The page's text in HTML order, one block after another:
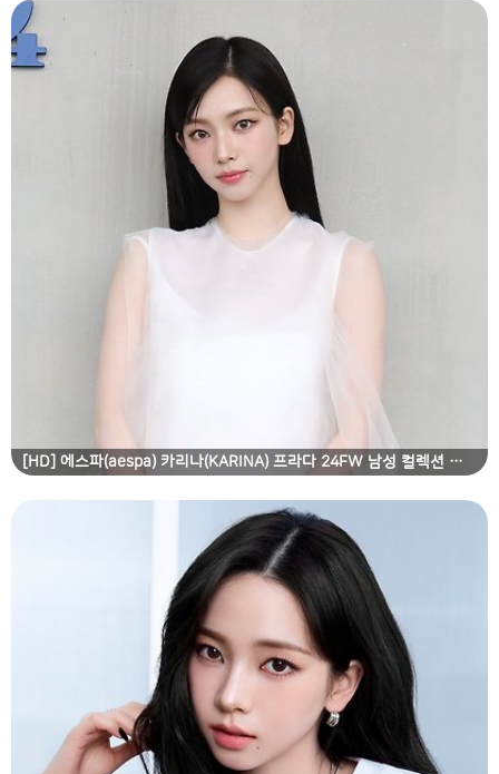
[HD] 에스파(aespa) 카리나(KARINA) 프라다 24FW 남성 컬렉션 패션쇼 고화질 화보